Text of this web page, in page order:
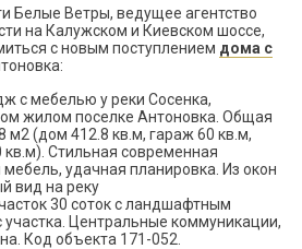
Белые Ветры, ведущее агентство
на Калужском и Киевском шоссе,
с новым поступлением дома с
с мебелью у реки Сосенка,
жилом поселке Антоновка. Общая
м2 (дом 412.8 кв.м, гараж 60 кв.м,
Стильная современная
удачная планировка. Из окон
вид на реку
30 соток с ландшафтным
Центральные коммуникации,
Код объекта 171-052.